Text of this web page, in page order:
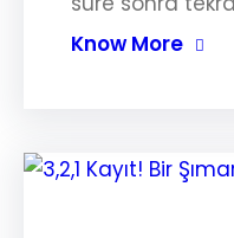
Know More